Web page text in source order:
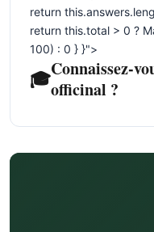
return
return this.total > 0 ?
100) : 0 } }">
🎓Connaissez-
officinal ?